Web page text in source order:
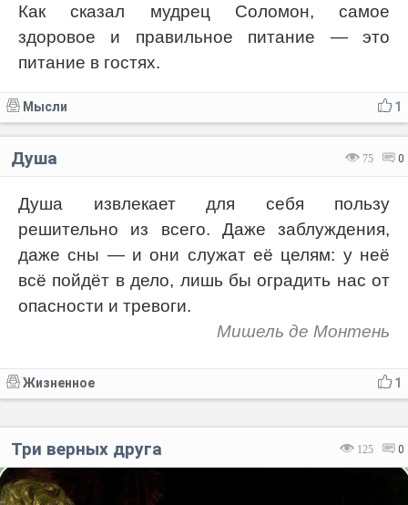
Как сказал мудрец Соломон, самое
здоровое и правильное питание — это
питание в гостях.
1
Мысли
75 0
Душа
Душа извлекает для себя пользу
решительно из всего. Даже заблуждения,
даже сны — и они служат её целям: у неё
всё пойдёт в дело, лишь бы оградить нас от
опасности и тревоги.
Мишель де Монтень
1
Жизненное
125 0
Три верных друга